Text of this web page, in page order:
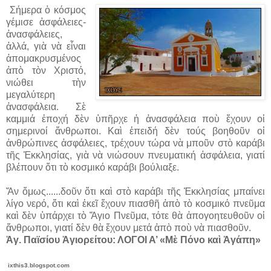
Σήμερα ὁ κόσμος
γέμισε ἀσφάλειες‐
ἀνασφάλειες,
ἀλλά, γιὰ νὰ εἶναι
ἀπομακρυσμένος
ἀπὸ τὸν Χριστό,
νιώθει τὴν
μεγαλύτερη
ἀνασφάλεια. Σὲ
καμμιά ἐποχή δὲν ὑπῆρχε ἡ ἀνασφάλεια ποὺ ἔχουν οἱ
σημερινοί ἄνθρωποι. Καὶ ἐπειδή δὲν τούς βοηθοῦν οἱ
ἀνθρώπινες ἀσφάλειες, τρέχουν τώρα νὰ μποῦν στὸ καράβι
τῆς Ἐκκλησίας, γιὰ νὰ νιώσουν πνευματική ἀσφάλεια, γιατί
βλέπουν ὅτι τὸ κοσμικό καράβι βούλιαξε.
Ἄν ὅμως......δοῦν ὅτι καὶ στὸ καράβι τῆς Ἐκκλησίας μπαίνει
λίγο νερό, ὅτι καὶ ἐκεῖ ἔχουν πιασθῆ ἀπὸ τὸ κοσμικό πνεῦμα
καὶ δὲν ὑπάρχει τὸ Ἅγιο Πνεῦμα, τότε θὰ ἀπογοητευθοῦν οἱ
ἄνθρωποι, γιατί δὲν θὰ ἔχουν μετά ἀπὸ ποὺ νὰ πιασθοῦν.
Ἁγ. Παϊσίου Ἁγιορείτου: ΛΟΓΟΙ Α’ «Μὲ Πόνο καὶ Ἀγάπη»
ixthis3.blogspot.com